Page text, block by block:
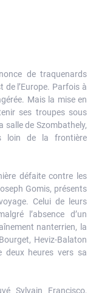
de traquenards
de l’Europe. Parfois à
Mais la mise en
ses troupes sous
salle de Szombathely,
loin de la frontière
défaite contre les
Gomis, présents
Celui de leurs
l’absence d’un
nanterrien, la
Heviz-Balaton
deux heures vers sa
Sylvain Francisco,